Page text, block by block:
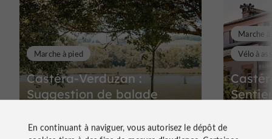
Castéra-Verduzan :
Suggestion de balade
Marche à pied
Marche
Vélo à
En continuant à naviguer, vous autorisez le dépôt de